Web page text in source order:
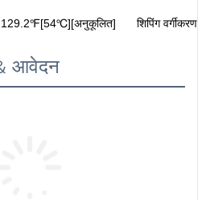
129.2℉[54℃][अनुकूलित] शिपिंग वर्गीकरण
आवेदन